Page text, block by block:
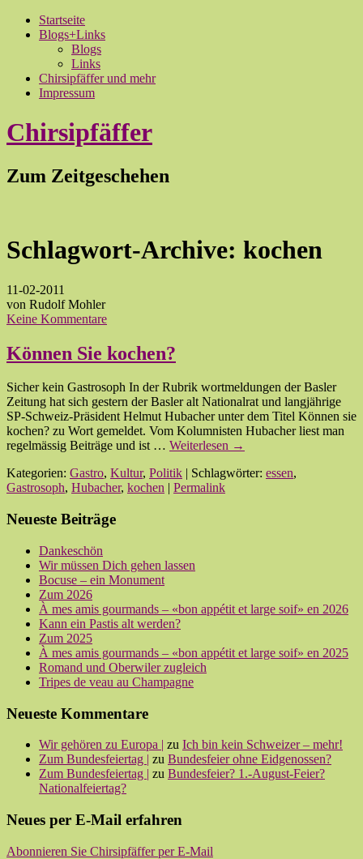
Startseite
Blogs+Links
Blogs
Links
Chirsipfäffer und mehr
Impressum
Chirsipfäffer
Zum Zeitgeschehen
Schlagwort-Archive: kochen
11-02-2011
von Rudolf Mohler
Keine Kommentare
Können Sie kochen?
Sicher kein Gastrosoph In der Rubrik wortmeldungen der Basler
Zeitung hat sich gestern der Basler alt Nationalrat und langjährige
SP-Schweiz-Präsident Helmut Hubacher unter dem Titel Können sie
kochen? zu Wort gemeldet. Vom Kolumnisten Hubacher liest man
regelmässig Beiträge und ist … Weiterlesen →
Kategorien: Gastro, Kultur, Politik | Schlagwörter: essen,
Gastrosoph, Hubacher, kochen Permalink
Neueste Beiträge
Dankeschön
Wir müssen Dich gehen lassen
Bocuse – ein Monument
Zum 2026
À mes amis gourmands – «bon appétit et large soif» en 2026
Kann ein Pastis alt werden?
Zum 2025
À mes amis gourmands – «bon appétit et large soif» en 2025
Romand und Oberwiler zugleich
Tripes de veau au Champagne
Neueste Kommentare
Wir gehören zu Europa | zu Ich bin kein Schweizer – mehr!
Zum Bundesfeiertag | zu Bundesfeier ohne Eidgenossen?
Zum Bundesfeiertag | zu Bundesfeier? 1.-August-Feier?
Nationalfeiertag?
Neues per E-Mail erfahren
Abonnieren Sie Chirsipfäffer per E-Mail